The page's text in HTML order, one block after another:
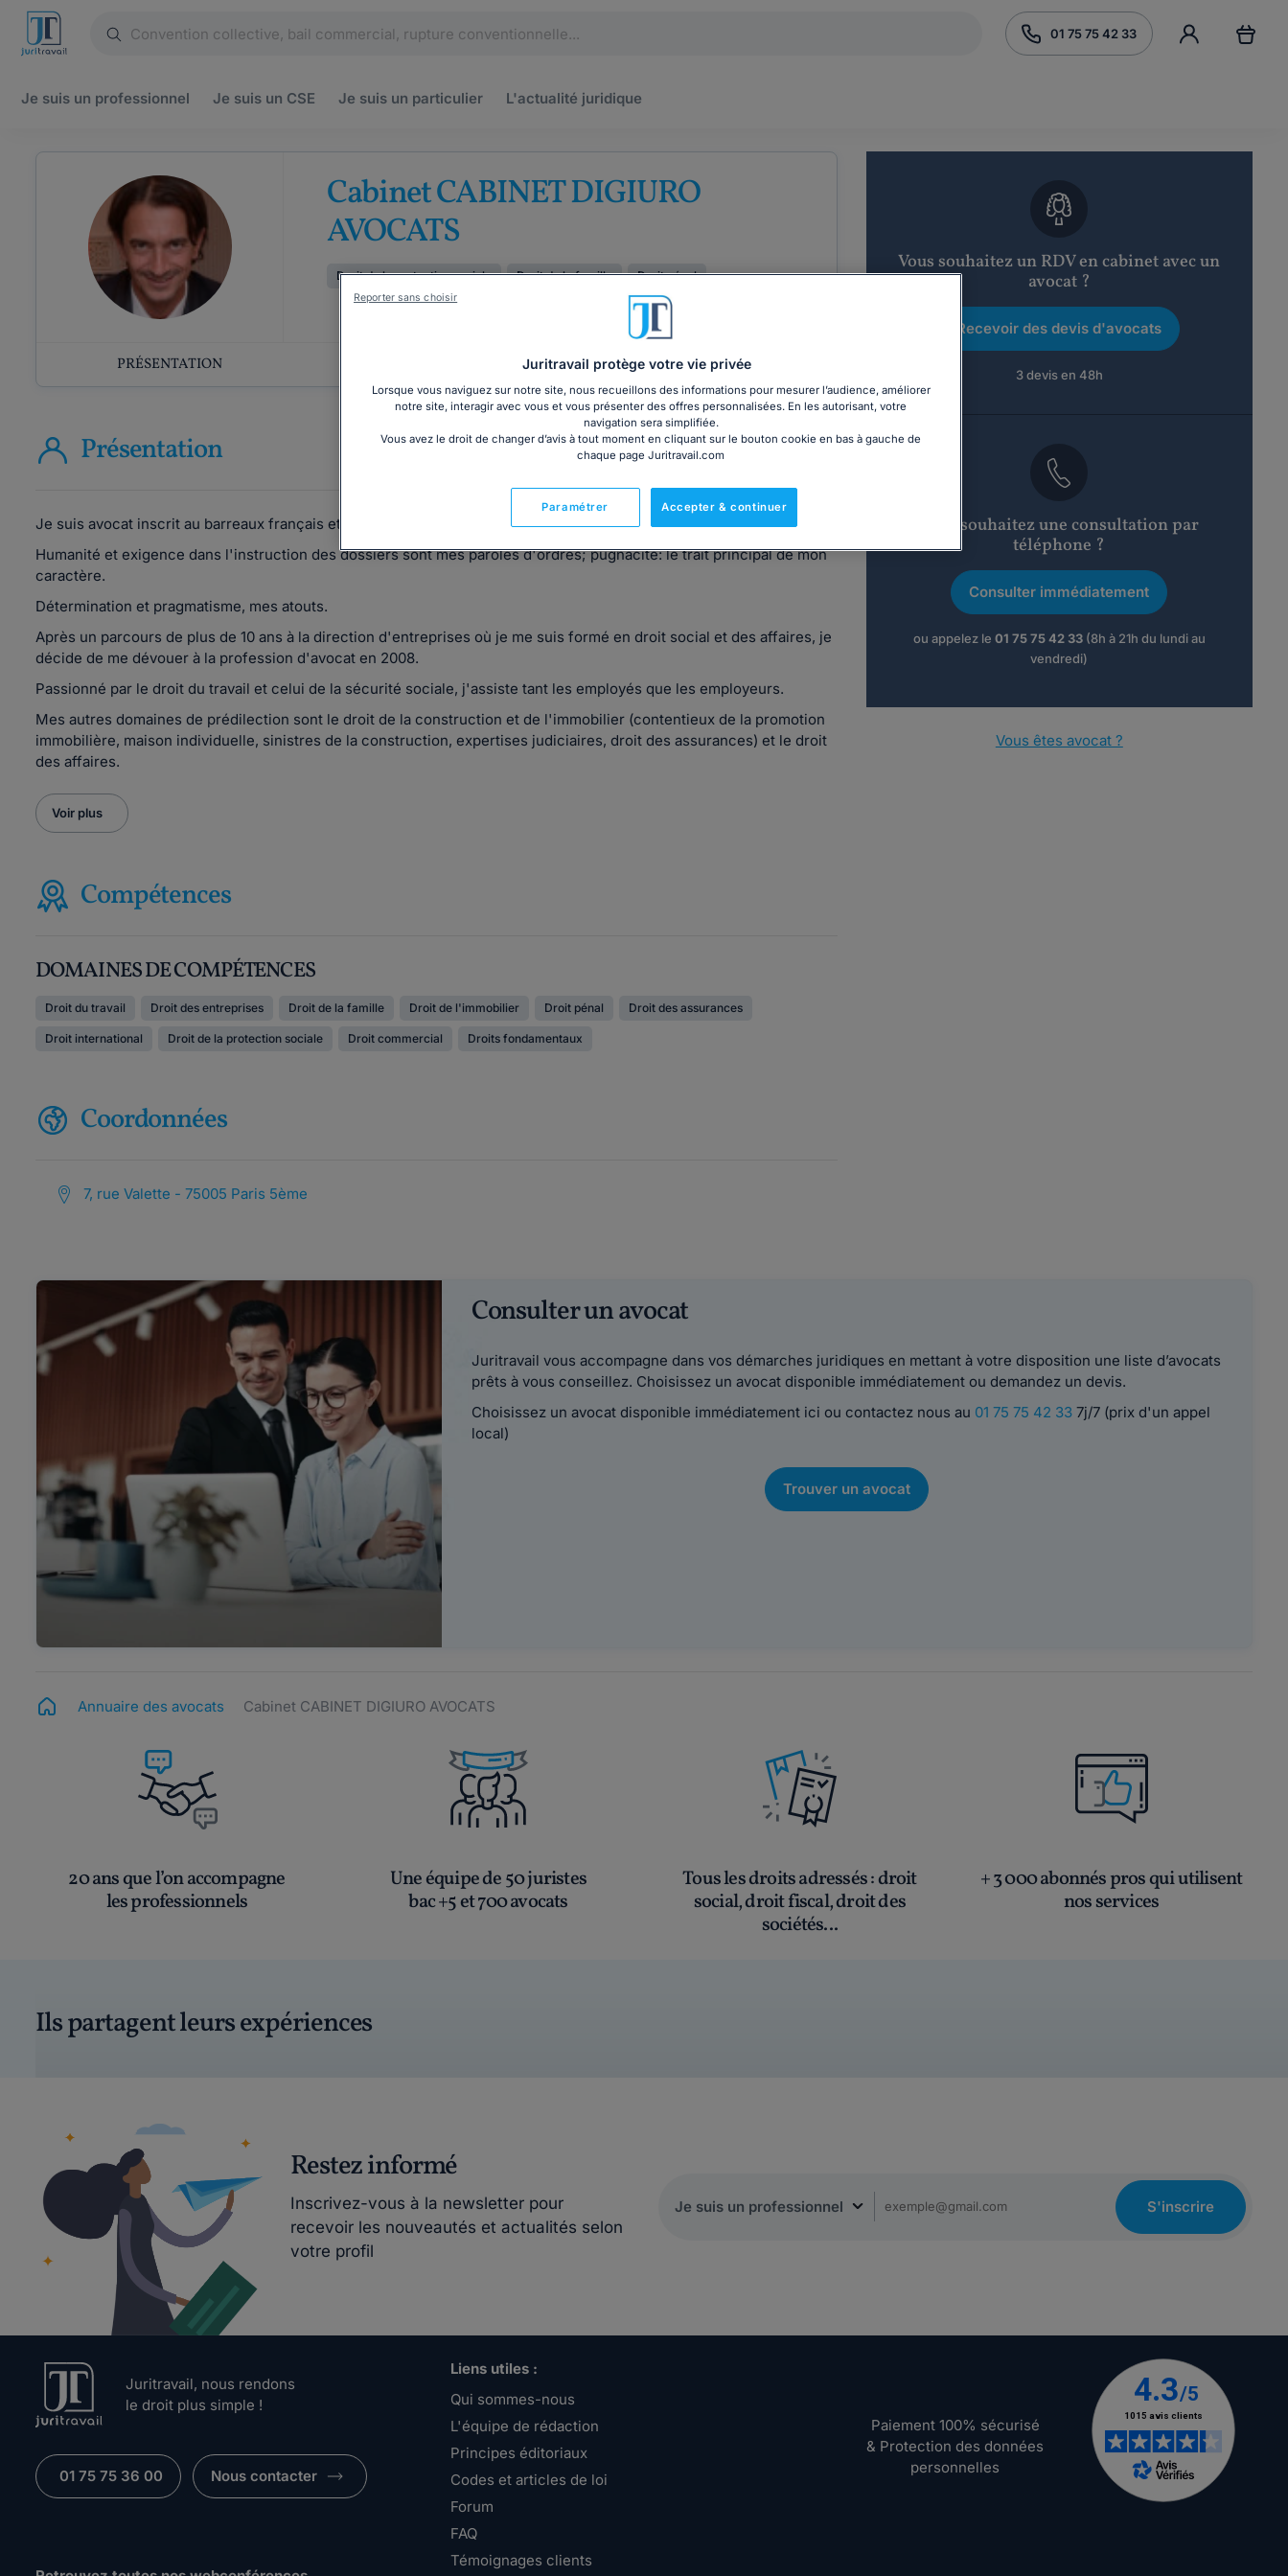
01 75 75 42 33
Je suis un professionnel Je suis un CSE Je suis un particulier L'actualité juridique
Cabinet CABINET DIGIURO
AVOCATS
Droit de la protection sociale Droit de la famille Droit pénal
PRÉSENTATION COORDONNÉES
Présentation
Je suis avocat inscrit au barreaux français et italien.
Humanité et exigence dans l'instruction des dossiers sont mes paroles d'ordres; pugnacité: le trait principal de mon
caractère.
Détermination et pragmatisme, mes atouts.
Après un parcours de plus de 10 ans à la direction d'entreprises où je me suis formé en droit social et des affaires, je
décide de me dévouer à la profession d'avocat en 2008.
Passionné par le droit du travail et celui de la sécurité sociale, j'assiste tant les employés que les employeurs.
Mes autres domaines de prédilection sont le droit de la construction et de l'immobilier (contentieux de la promotion
immobilière, maison individuelle, sinistres de la construction, expertises judiciaires, droit des assurances) et le droit
des affaires.
Voir plus
Compétences
DOMAINES DE COMPÉTENCES
Droit du travail Droit des entreprises Droit de la famille Droit de l'immobilier Droit pénal Droit des assurances
Droit international Droit de la protection sociale Droit commercial Droits fondamentaux
Coordonnées
7, rue Valette - 75005 Paris 5ème
Vous souhaitez un RDV en cabinet avec un
avocat ?
Recevoir des devis d'avocats
3 devis en 48h
Vous souhaitez une consultation par
téléphone ?
Consulter immédiatement
ou appelez le 01 75 75 42 33(8h à 21h du lundi au
vendredi)
Vous êtes avocat ?
Consulter un avocat
Juritravail vous accompagne dans vos démarches juridiques en mettant à votre disposition une liste d’avocats
prêts à vous conseillez. Choisissez un avocat disponible immédiatement ou demandez un devis.
Choisissez un avocat disponible immédiatement ici ou contactez nous au 01 75 75 42 337j/7 (prix d'un appel
local)
Trouver un avocat
Annuaire des avocats Cabinet CABINET DIGIURO AVOCATS
20 ans que l’on accompagne
les professionnels
Une équipe de 50 juristes
bac +5 et 700 avocats
Tous les droits adressés: droit
social, droit fiscal, droit des
sociétés...
+ 3 000 abonnés pros qui utilisent
nos services
Ils partagent leurs expériences
Restez informé
Inscrivez-vous à la newsletter pour
recevoir les nouveautés et actualités selon
votre profil
S'inscrire
Juritravail, nous rendons
le droit plus simple !
01 75 75 36 00 Nous contacter
Liens utiles :
Qui sommes-nous
L'équipe de rédaction
Principes éditoriaux
Codes et articles de loi
Forum
FAQ
Témoignages clients
Paiement 100% sécurisé
& Protection des données
personnelles
Juritravail protège votre vie privée
Lorsque vous naviguez sur notre site, nous recueillons des informations pour mesurer l’audience, améliorer
notre site, interagir avec vous et vous présenter des offres personnalisées. En les autorisant, votre
navigation sera simplifiée.
Vous avez le droit de changer d’avis à tout moment en cliquant sur le bouton cookie en bas à gauche de
chaque page Juritravail.com
Accepter & continuer
Paramétrer
Reporter sans choisir